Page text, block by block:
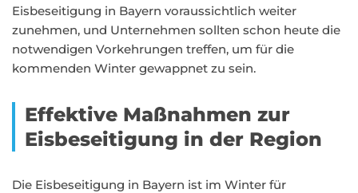
Eisbeseitigung in Bayern voraussichtlich weiter
zunehmen, und Unternehmen sollten schon heute die
notwendigen Vorkehrungen treffen, um für die
kommenden Winter gewappnet zu sein.
Effektive Maßnahmen zur
Eisbeseitigung in der Region
Die Eisbeseitigung in Bayern ist im Winter für